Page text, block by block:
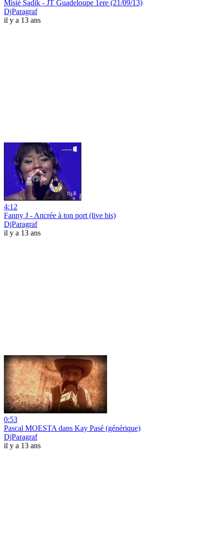
Misié Sadik - JT Guadeloupe 1ere (21/09/13)
DjParagraf
il y a 13 ans
4:12
Fanny J - Ancrée à ton port (live bis)
DjParagraf
il y a 13 ans
0:53
Pascal MOESTA dans Kay Pasé (générique)
DjParagraf
il y a 13 ans